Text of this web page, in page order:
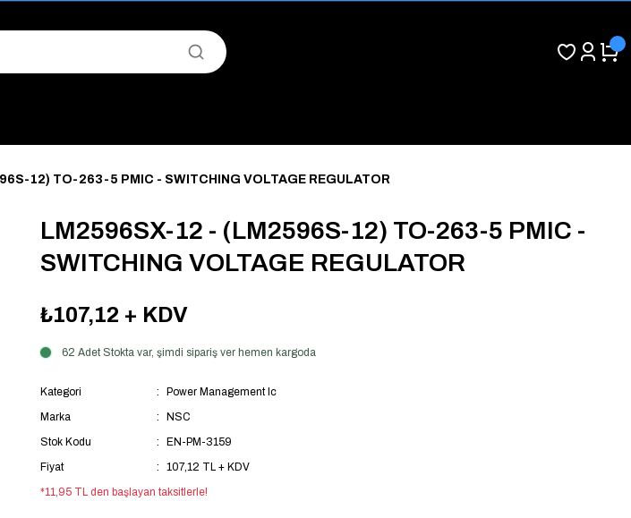
ile Stoktan Hemen Teslim."
Satış Avantajını Kaçırmayın!"
12) TO-263-5 PMIC - SWITCHING VOLTAGE REGULATOR
LM2596SX-12 - (LM2596S-12) TO-263-5 PMIC -
SWITCHING VOLTAGE REGULATOR
₺107,12 + KDV
62 Adet Stokta var, şimdi sipariş ver hemen kargoda
Kategori
Power Management Ic
Marka
NSC
Stok Kodu
EN-PM-3159
Fiyat
107,12 TL + KDV
*11,95 TL den başlayan taksitlerle!